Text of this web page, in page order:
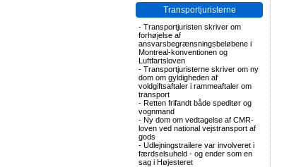
Transportjuristerne
- Transportjuristen skriver om
forhøjelse af
ansvarsbegrænsningsbeløbene i
Montreal-konventionen og
Luftfartsloven
- Transportjuristerne skriver om ny
dom om gyldigheden af
voldgiftsaftaler i rammeaftaler om
transport
- Retten frifandt både speditør og
vognmand
- Ny dom om vedtagelse af CMR-
loven ved national vejstransport af
gods
- Udlejningstrailere var involveret i
færdselsuheld - og ender som en
sag i Højesteret